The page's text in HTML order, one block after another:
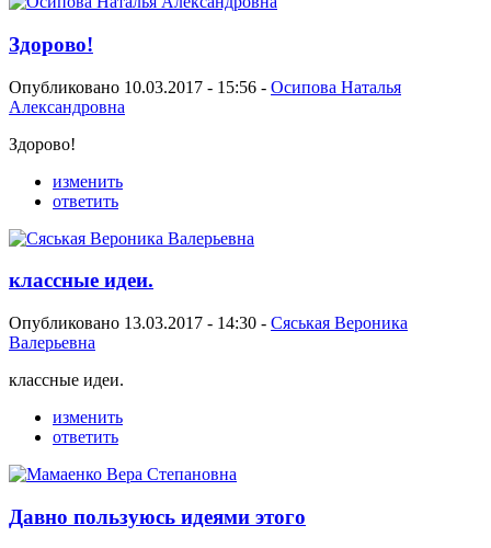
Здорово!
Опубликовано 10.03.2017 - 15:56 - Осипова Наталья
Александровна
Здорово!
изменить
ответить
классные идеи.
Опубликовано 13.03.2017 - 14:30 - Сяськая Вероника
Валерьевна
классные идеи.
изменить
ответить
Давно пользуюсь идеями этого